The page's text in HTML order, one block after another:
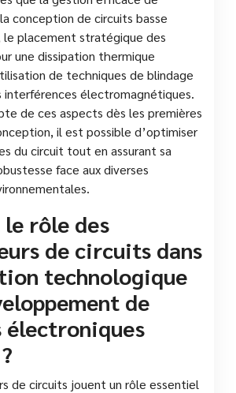
conception de circuits basse
le placement stratégique des
une dissipation thermique
de techniques de blindage
interférences électromagnétiques.
de ces aspects dès les premières
il est possible d’optimiser
du circuit tout en assurant sa
face aux diverses
rôle des
de circuits dans
technologique
de
de circuits jouent un rôle essentiel